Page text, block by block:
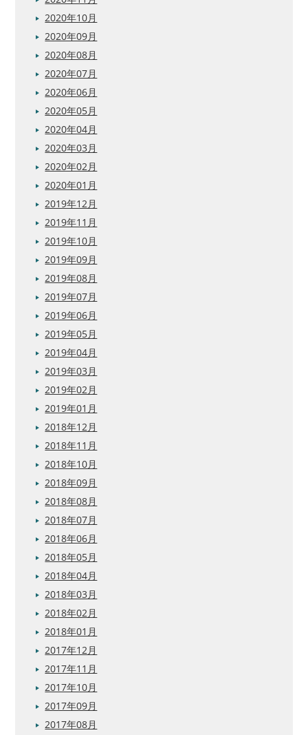
2020年10月
2020年09月
2020年08月
2020年07月
2020年06月
2020年05月
2020年04月
2020年03月
2020年02月
2020年01月
2019年12月
2019年11月
2019年10月
2019年09月
2019年08月
2019年07月
2019年06月
2019年05月
2019年04月
2019年03月
2019年02月
2019年01月
2018年12月
2018年11月
2018年10月
2018年09月
2018年08月
2018年07月
2018年06月
2018年05月
2018年04月
2018年03月
2018年02月
2018年01月
2017年12月
2017年11月
2017年10月
2017年09月
2017年08月